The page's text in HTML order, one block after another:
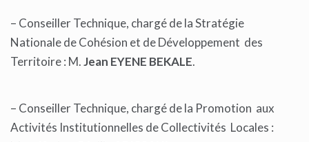
– Conseiller Technique, chargé de la Stratégie
Nationale de Cohésion et de Développement des
Territoire : M.Jean EYENE BEKALE.
– Conseiller Technique, chargé de la Promotion aux
Activités Institutionnelles de Collectivités Locales :